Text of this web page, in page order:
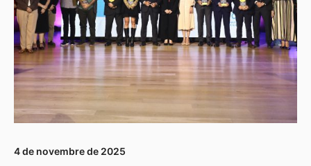
4 de novembre de 2025